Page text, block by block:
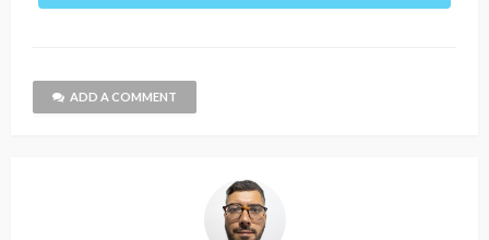
ADD A COMMENT